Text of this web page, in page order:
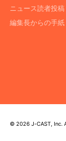
ニュース読者投稿
編集長からの手紙
© 2026 J-CAST, Inc.